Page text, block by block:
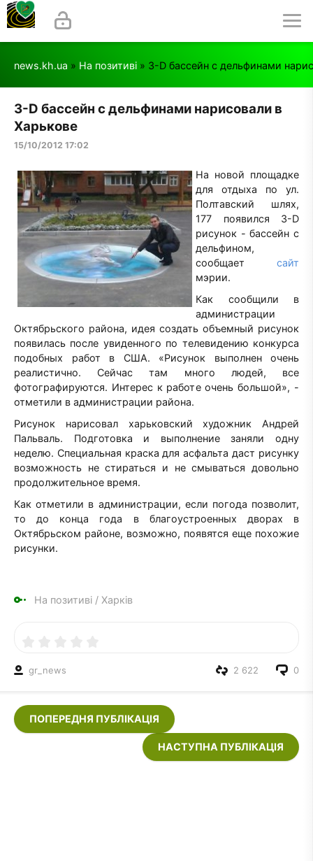
news.kh.ua » На позитиві » 3-D бассейн с дельфинами
3-D бассейн с дельфинами нарисовали в
Харькове
15/10/2012 17:02
На новой площадке
для отдыха по ул.
Полтавский шлях,
177 появился 3-D
рисунок - бассейн с
дельфином,
сообщает сайт
мэрии.
Как сообщили в
администрации
Октябрьского района, идея создать объемный рисунок
появилась после увиденного по телевидению конкурса
подобных работ в США. «Рисунок выполнен очень
реалистично. Сейчас там много людей, все
фотографируются. Интерес к работе очень большой», -
отметили в администрации района.
Рисунок нарисовал харьковский художник Андрей
Пальваль. Подготовка и выполнение заняли одну
неделю. Специальная краска для асфальта даст рисунку
возможность не стираться и не смываться довольно
продолжительное время.
Как отметили в администрации, если погода позволит,
то до конца года в благоустроенных дворах в
Октябрьском районе, возможно, появятся еще похожие
рисунки.
На позитиві / Харків
gr_news 0
2 622
ПОПЕРЕДНЯ ПУБЛІКАЦІЯ
НАСТУПНА ПУБЛІКАЦІЯ